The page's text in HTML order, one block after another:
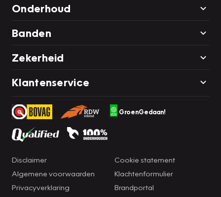
Onderhoud
Banden
Zekerheid
Klantenservice
GroenGedaan!
Disclaimer
Algemene voorwaarden
Privacyverklaring
Cookie statement
Klachtenformulier
Brandportal